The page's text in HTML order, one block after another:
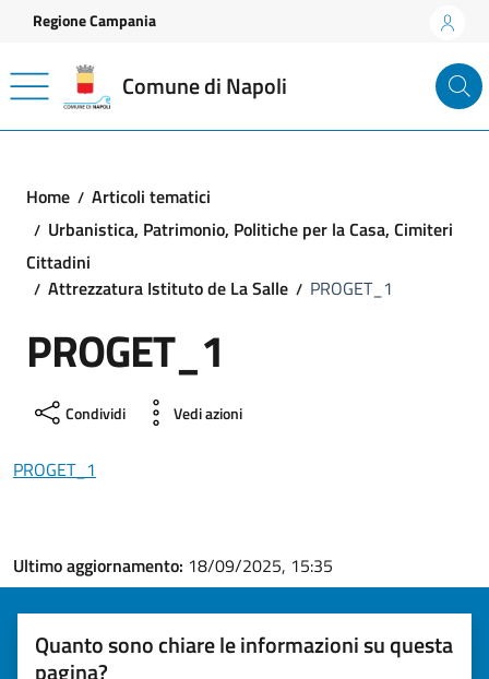
Vai ai contenuti
Vai al footer
Regione Campania
Comune di Napoli
Home
Articoli tematici
Urbanistica, Patrimonio, Politiche per la Casa, Cimiteri
Cittadini
Attrezzatura Istituto de La Salle
PROGET_1
PROGET_1
Condividi Vedi azioni
PROGET_1
Ultimo aggiornamento: 18/09/2025, 15:35
Quanto sono chiare le informazioni su questa
pagina?